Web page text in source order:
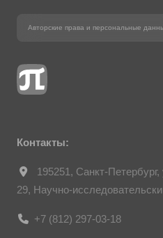
Авторские права и персональные
Фотографии размещены с согласия
о персональных данных. Согласно
гражданина», все фотоматериалы
Контакты:
195251, Санкт-
29, Научно-
+7 (812) 297-03-18